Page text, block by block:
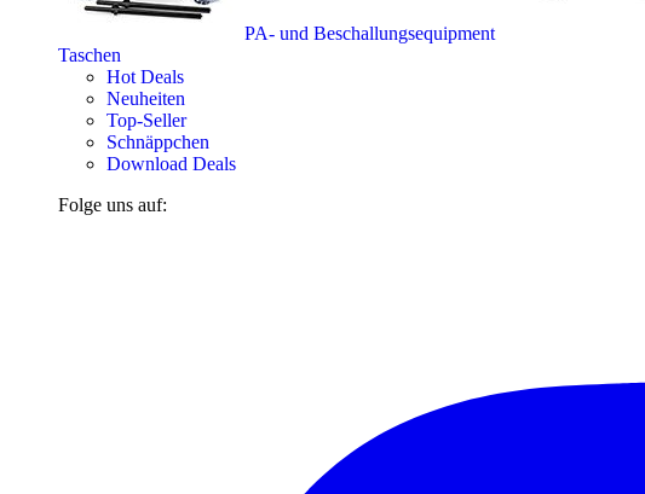
PA- und Beschallungsequipment
Taschen
Hot Deals
Neuheiten
Top-Seller
Schnäppchen
Download Deals
Folge uns auf: